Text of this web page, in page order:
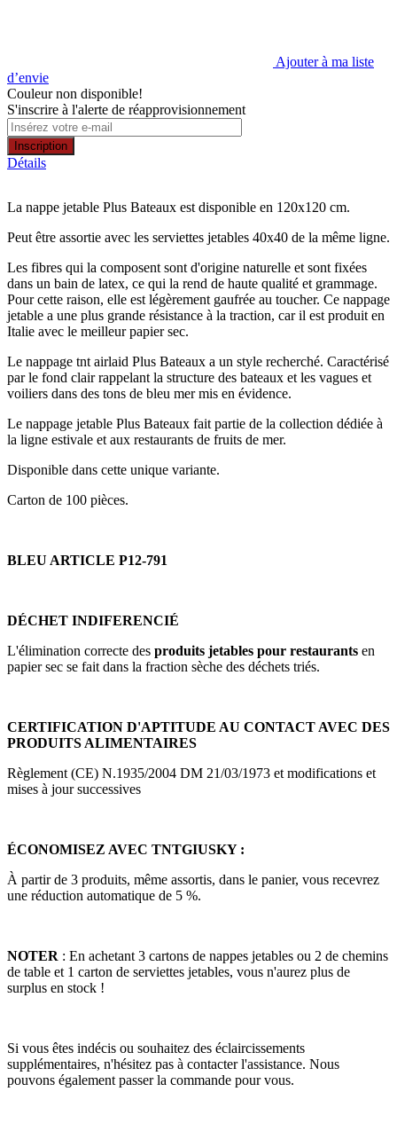
Ajouter à ma liste
d’envie
Couleur non disponible!
S'inscrire à l'alerte de réapprovisionnement
Inscription
Détails
La nappe jetable Plus Bateaux est disponible en 120x120 cm.
Peut être assortie avec les serviettes jetables 40x40 de la même ligne.
Les fibres qui la composent sont d'origine naturelle et sont fixées
dans un bain de latex, ce qui la rend de haute qualité et grammage.
Pour cette raison, elle est légèrement gaufrée au toucher. Ce nappage
jetable a une plus grande résistance à la traction, car il est produit en
Italie avec le meilleur papier sec.
Le nappage tnt airlaid Plus Bateaux a un style recherché. Caractérisé
par le fond clair rappelant la structure des bateaux et les vagues et
voiliers dans des tons de bleu mer mis en évidence.
Le nappage jetable Plus Bateaux fait partie de la collection dédiée à
la ligne estivale et aux restaurants de fruits de mer.
Disponible dans cette unique variante.
Carton de 100 pièces.
BLEU ARTICLE P12-791
DÉCHET INDIFERENCIÉ
L'élimination correcte des produits jetables pour restaurants en
papier sec se fait dans la fraction sèche des déchets triés.
CERTIFICATION D'APTITUDE AU CONTACT AVEC DES
PRODUITS ALIMENTAIRES
Règlement (CE) N.1935/2004 DM 21/03/1973 et modifications et
mises à jour successives
ÉCONOMISEZ AVEC TNTGIUSKY :
À partir de 3 produits, même assortis, dans le panier, vous recevrez
une réduction automatique de 5 %.
NOTER : En achetant 3 cartons de nappes jetables ou 2 de chemins
de table et 1 carton de serviettes jetables, vous n'aurez plus de
surplus en stock !
Si vous êtes indécis ou souhaitez des éclaircissements
supplémentaires, n'hésitez pas à contacter l'assistance. Nous
pouvons également passer la commande pour vous.